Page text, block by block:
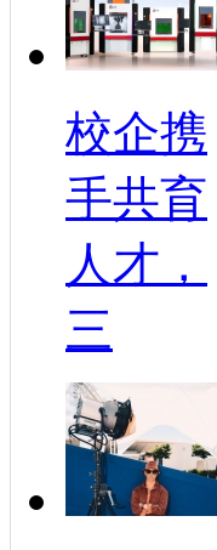
校企携
手共育
人才，
三